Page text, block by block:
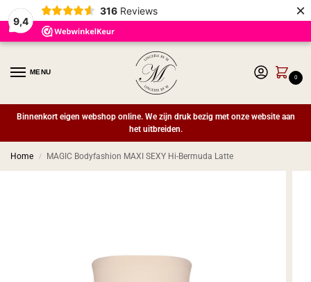
9,4
316 Reviews ×
MENU
0
Binnenkort eigen webshop online. We zijn druk bezig met onze website aan
het uitbreiden.
Home / MAGIC Bodyfashion MAXI SEXY Hi-Bermuda Latte